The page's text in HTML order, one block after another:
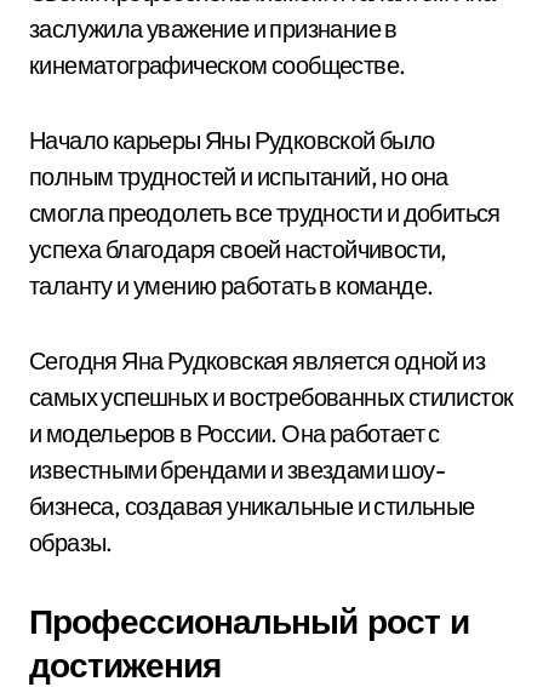
заслужила уважение и признание в
кинематографическом сообществе.
Начало карьеры Яны Рудковской было
полным трудностей и испытаний, но она
смогла преодолеть все трудности и добиться
успеха благодаря своей настойчивости,
таланту и умению работать в команде.
Сегодня Яна Рудковская является одной из
самых успешных и востребованных стилисток
и модельеров в России. Она работает с
известными брендами и звездами шоу-
бизнеса, создавая уникальные и стильные
образы.
Профессиональный рост и
достижения